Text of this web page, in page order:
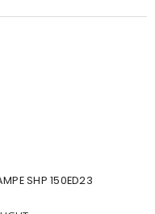
SHP 150ED23